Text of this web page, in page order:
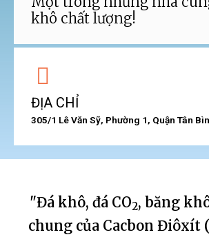
khô chất lượng!
ĐỊA CHỈ
305/1 Lê Văn Sỹ, Phường 1, Quận Tân
"Đá khô, đá CO2, băng
chung của Cacbon Điôxít